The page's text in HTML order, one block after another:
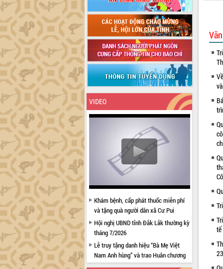
VIDEO
Khám bệnh, cấp phát thuốc miễn phí
và tặng quà người dân xã Cư Pui
Hội nghị UBND tỉnh Đắk Lắk thường kỳ
tháng 7/2026
Lễ truy tặng danh hiệu “Bà Mẹ Việt
Nam Anh hùng” và trao Huân chương
Lao động